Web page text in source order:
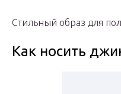
Стильный образ для
Как носить